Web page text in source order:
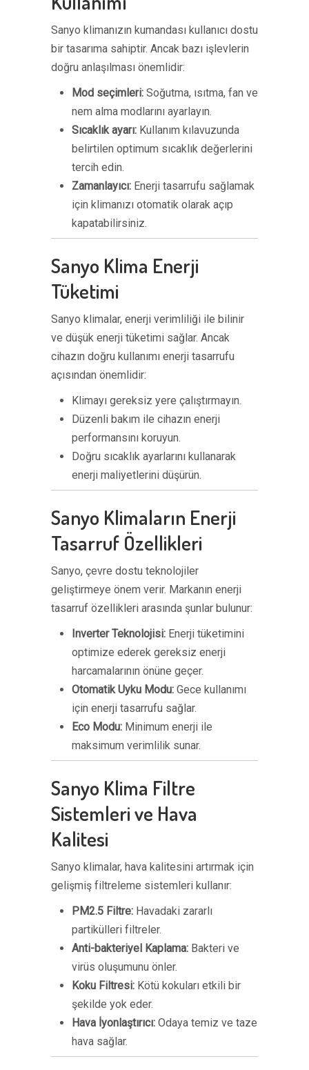
Sanyo klimanızın kumandası kullanıcı dostu
bir tasarıma sahiptir. Ancak bazı işlevlerin
doğru anlaşılması önemlidir:
Mod seçimleri: Soğutma, ısıtma, fan ve
nem alma modlarını ayarlayın.
Sıcaklık ayarı: Kullanım kılavuzunda
belirtilen optimum sıcaklık değerlerini
tercih edin.
Zamanlayıcı: Enerji tasarrufu sağlamak
için klimanızı otomatik olarak açıp
kapatabilirsiniz.
Sanyo Klima Enerji
Tüketimi
Sanyo klimalar, enerji verimliliği ile bilinir
ve düşük enerji tüketimi sağlar. Ancak
cihazın doğru kullanımı enerji tasarrufu
açısından önemlidir:
Klimayı gereksiz yere çalıştırmayın.
Düzenli bakım ile cihazın enerji
performansını koruyun.
Doğru sıcaklık ayarlarını kullanarak
enerji maliyetlerini düşürün.
Sanyo Klimaların Enerji
Tasarruf Özellikleri
Sanyo, çevre dostu teknolojiler
geliştirmeye önem verir. Markanın enerji
tasarruf özellikleri arasında şunlar bulunur:
Inverter Teknolojisi: Enerji tüketimini
optimize ederek gereksiz enerji
harcamalarının önüne geçer.
Otomatik Uyku Modu: Gece kullanımı
için enerji tasarrufu sağlar.
Eco Modu: Minimum enerji ile
maksimum verimlilik sunar.
Sanyo Klima Filtre
Sistemleri ve Hava
Kalitesi
Sanyo klimalar, hava kalitesini artırmak için
gelişmiş filtreleme sistemleri kullanır:
PM2.5 Filtre: Havadaki zararlı
partikülleri filtreler.
Anti-bakteriyel Kaplama: Bakteri ve
virüs oluşumunu önler.
Koku Filtresi: Kötü kokuları etkili bir
şekilde yok eder.
Hava İyonlaştırıcı: Odaya temiz ve taze
hava sağlar.